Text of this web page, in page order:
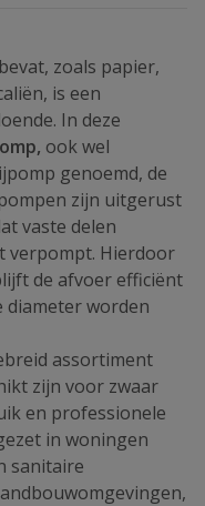
zoals papier,
is een
In deze
ook wel
genoemd, de
zijn uitgerust
vaste delen
verpompt. Hierdoor
de afvoer efficiënt
diameter worden
assortiment
zijn voor zwaar
en professionele
in woningen
sanitaire